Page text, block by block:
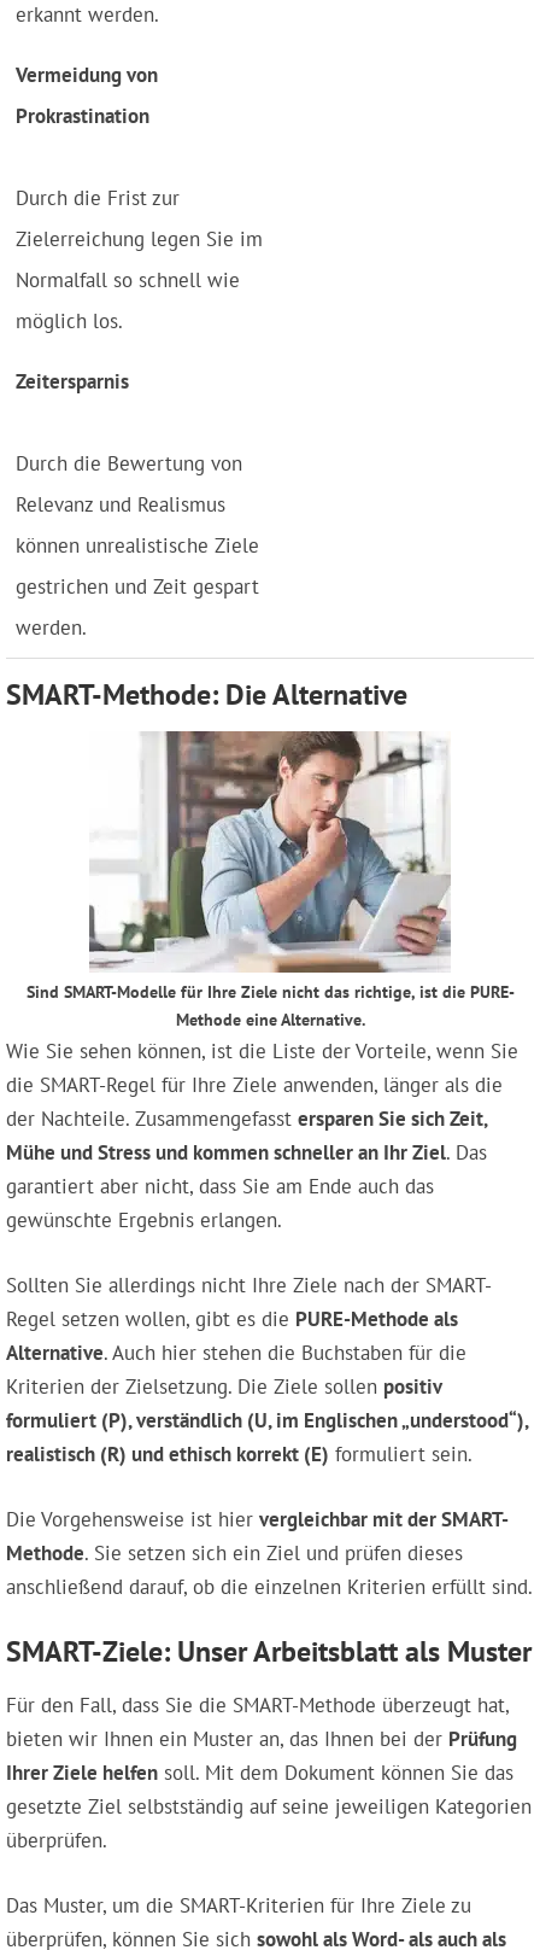
erkannt werden.
Vermeidung von
Prokrastination
Durch die Frist zur
Zielerreichung legen Sie im
Normalfall so schnell wie
möglich los.
Zeitersparnis
Durch die Bewertung von
Relevanz und Realismus
können unrealistische Ziele
gestrichen und Zeit gespart
werden.
SMART-Methode: Die Alternative
Sind SMART-Modelle für Ihre Ziele nicht das richtige, ist die PURE-
Methode eine Alternative.
Wie Sie sehen können, ist die Liste der Vorteile, wenn Sie
die SMART-Regel für Ihre Ziele anwenden, länger als die
der Nachteile. Zusammengefasst ersparen Sie sich Zeit,
Mühe und Stress und kommen schneller an Ihr Ziel. Das
garantiert aber nicht, dass Sie am Ende auch das
gewünschte Ergebnis erlangen.
Sollten Sie allerdings nicht Ihre Ziele nach der SMART-
Regel setzen wollen, gibt es die PURE-Methode als
Alternative. Auch hier stehen die Buchstaben für die
Kriterien der Zielsetzung. Die Ziele sollen positiv
formuliert (P), verständlich (U, im Englischen „understood“),
realistisch (R) und ethisch korrekt (E) formuliert sein.
Die Vorgehensweise ist hier vergleichbar mit der SMART-
Methode. Sie setzen sich ein Ziel und prüfen dieses
anschließend darauf, ob die einzelnen Kriterien erfüllt sind.
SMART-Ziele: Unser Arbeitsblatt als Muster
Für den Fall, dass Sie die SMART-Methode überzeugt hat,
bieten wir Ihnen ein Muster an, das Ihnen bei der Prüfung
Ihrer Ziele helfen soll. Mit dem Dokument können Sie das
gesetzte Ziel selbstständig auf seine jeweiligen Kategorien
überprüfen.
Das Muster, um die SMART-Kriterien für Ihre Ziele zu
überprüfen, können Sie sich sowohl als Word- als auch als